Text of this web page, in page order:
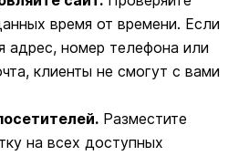
время от времени. Если
адрес, номер телефона или
клиенты не смогут с вами
Разместите
на всех доступных